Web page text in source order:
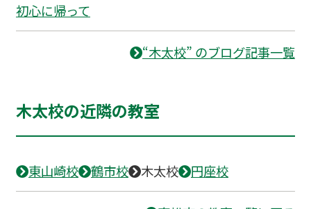
初心に帰って
“木太校” のブログ記事一覧
木太校の近隣の教室
東山崎校 鶴市校 木太校 円座校